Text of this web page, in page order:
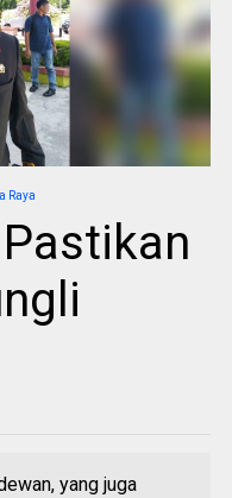
Raya
yang juga